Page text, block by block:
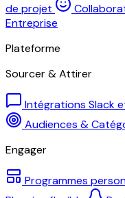
de projet
Entreprise
Plateforme
Sourcer & Attirer
Intégrations Slack
Audiences &
Engager
Programmes